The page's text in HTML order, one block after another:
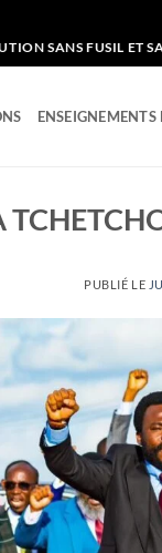
ET SANS GAZ
ENSEIGNEMENTS
PUBLIÉ LE